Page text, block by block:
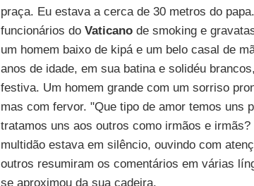
praça. Eu estava a cerca de 30 metros do
funcionários do Vaticanode smoking e
um homem baixo de kipá e um belo casal de
anos de idade, em sua batina e solidéu
festiva. Um homem grande com um sorriso
mas com fervor. "Que tipo de amor temos uns
tratamos uns aos outros como irmãos e
multidão estava em silêncio, ouvindo com
outros resumiram os comentários em várias
se aproximou da sua cadeira.